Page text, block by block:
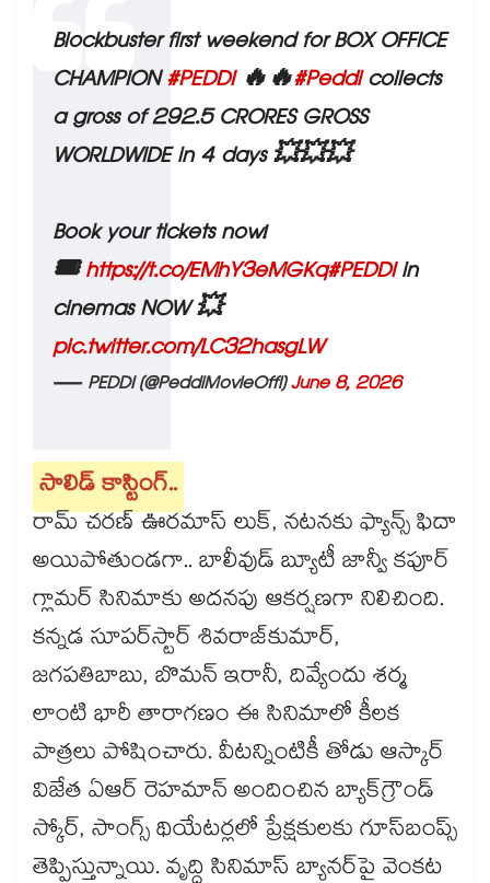
Blockbuster first weekend for BOX OFFICE
CHAMPION#PEDDI🔥🔥#Peddicollects
a gross of 292.5 CRORES GROSS
WORLDWIDE in 4 days 💥💥💥
Book your tickets now!
🎟️https://t.co/EMhY3eMGKq#PEDDIin
cinemas NOW 💥
pic.twitter.com/LC32hasgLW
— PEDDI (@PeddiMovieOffl)June 8, 2026
సాలిడ్ కాస్టింగ్..
రామ్ చరణ్ ఊరమాస్ లుక్, నటనకు ఫ్యాన్స్ ఫిదా
అయిపోతుండగా.. బాలీవుడ్ బ్యూటీ జాన్వీ కపూర్
గ్లామర్ సినిమాకు అదనపు ఆకర్షణగా నిలిచింది.
కన్నడ సూపర్‌స్టార్ శివరాజ్‌కుమార్,
జగపతిబాబు, బొమన్ ఇరానీ, దివ్యేందు శర్మ
లాంటి భారీ తారాగణం ఈ సినిమాలో కీలక
పాత్రలు పోషించారు. వీటన్నింటికీ తోడు ఆస్కార్
విజేత ఏఆర్ రెహమాన్ అందించిన బ్యాక్‌గ్రౌండ్
స్కోర్, సాంగ్స్ థియేటర్లలో ప్రేక్షకులకు గూస్‌బంప్స్
తెప్పిస్తున్నాయి. వృద్ధి సినిమాస్ బ్యానర్‌పై వెంకట